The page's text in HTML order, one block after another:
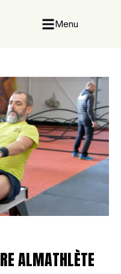
Menu
ALMATHLÈTE